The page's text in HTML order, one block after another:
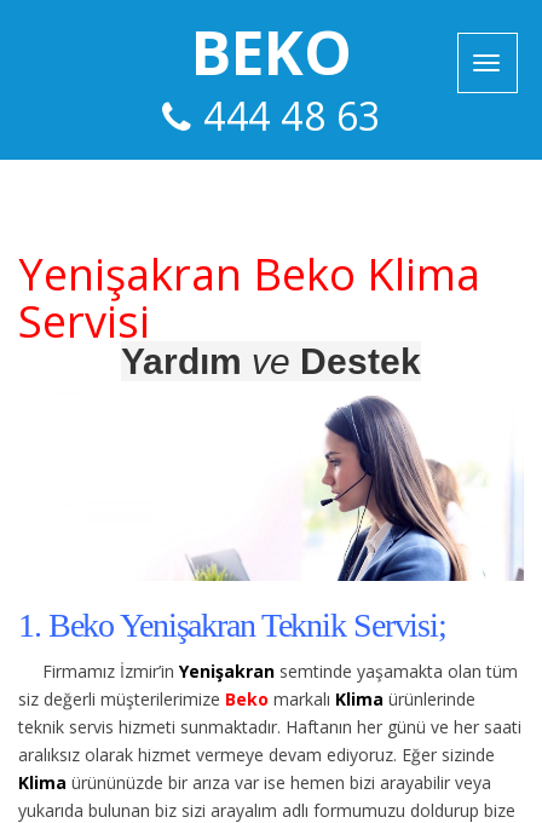
BEKO
444 48 63
Yenişakran Beko Klima
Servisi
Yardım ve Destek
1. Beko Yenişakran Teknik Servisi;
Firmamız İzmir’in Yenişakran semtinde yaşamakta olan tüm
siz değerli müşterilerimize Beko markalı Klima ürünlerinde
teknik servis hizmeti sunmaktadır. Haftanın her günü ve her saati
aralıksız olarak hizmet vermeye devam ediyoruz. Eğer sizinde
Klima ürününüzde bir arıza var ise hemen bizi arayabilir veya
yukarıda bulunan biz sizi arayalım adlı formumuzu doldurup bize